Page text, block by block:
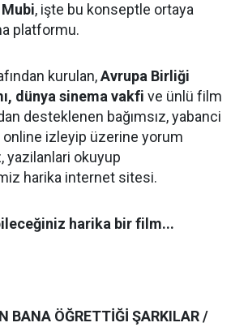
Mubi, işte bu konseptle ortaya
platformu.
kurulan,Avrupa Birliği
dünya sinema vakfi ve ünlü film
desteklenen bağımsız, yabanci
izleyip üzerine yorum
yazilanlari okuyup
harika internet sitesi.
harika bir film...
BANA ÖĞRETTİĞİ ŞARKILAR /